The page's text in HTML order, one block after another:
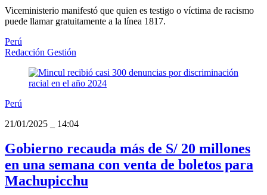
Viceministerio manifestó que quien es testigo o víctima de racismo
puede llamar gratuitamente a la línea 1817.
Perú
Redacción Gestión
Perú
21/01/2025
14:04
Gobierno recauda más de S/ 20 millones
en una semana con venta de boletos para
Machupicchu